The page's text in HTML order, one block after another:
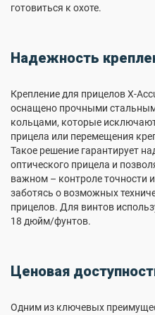
готовиться к охоте.
Надежность
Крепление для прицелов X-
оснащено прочными
кольцами, которые
прицела или перемещения
Такое решение гарантирует
оптического прицела и
важном – контроле точности
заботясь о возможных
прицелов. Для винтов
18 дюйм/фунтов.
Ценовая
Одним из ключевых